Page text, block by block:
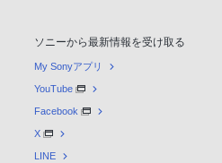
ソニーから最新情報を受け取る
My Sonyアプリ
YouTube
Facebook
X
LINE